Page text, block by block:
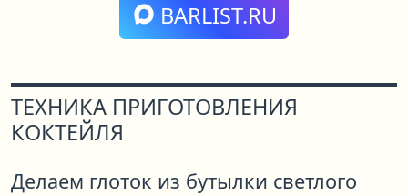
BARLIST.RU
ТЕХНИКА ПРИГОТОВЛЕНИЯ
КОКТЕЙЛЯ
Делаем глоток из бутылки светлого